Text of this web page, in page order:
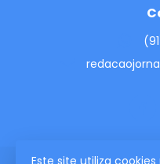
Este site utiliza